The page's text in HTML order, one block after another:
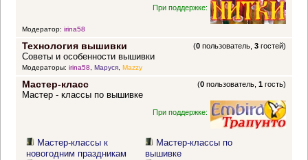
При поддержке:
Модератор: irina58
Технология вышивки (0 пользователь,3 гостей)
Советы и особенности вышивки
Модераторы: irina58, Маруся, Mazzy
Мастер-класс (0 пользователь,1 гость)
Мастер - классы по вышивке
При поддержке:
Мастер-классы к
новогодним праздникам
Мастер-классы по
вышивке